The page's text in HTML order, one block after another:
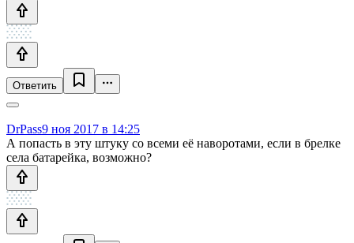
Ответить
DrPass9 ноя 2017 в 14:25
А попасть в эту штуку со всеми её наворотами, если в брелке
села батарейка, возможно?